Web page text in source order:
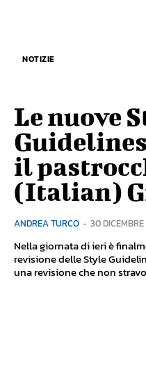
NOTIZIE
Le nuove
il
(Italian)
ANDREA TURCO - 30
Nella giornata di ieri è
revisione delle Style
una revisione che non